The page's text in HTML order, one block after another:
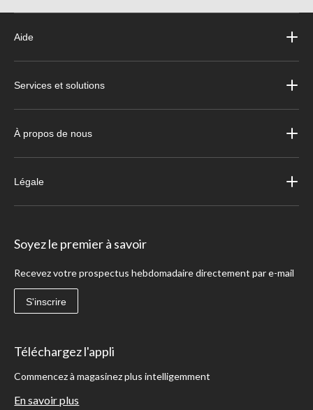
Aide
Services et solutions
À propos de nous
Légale
Soyez le premier à savoir
Recevez votre prospectus hebdomadaire directement par e-mail
S'inscrire
Téléchargez l'appli
Commencez à magasinez plus intelligemment
En savoir plus